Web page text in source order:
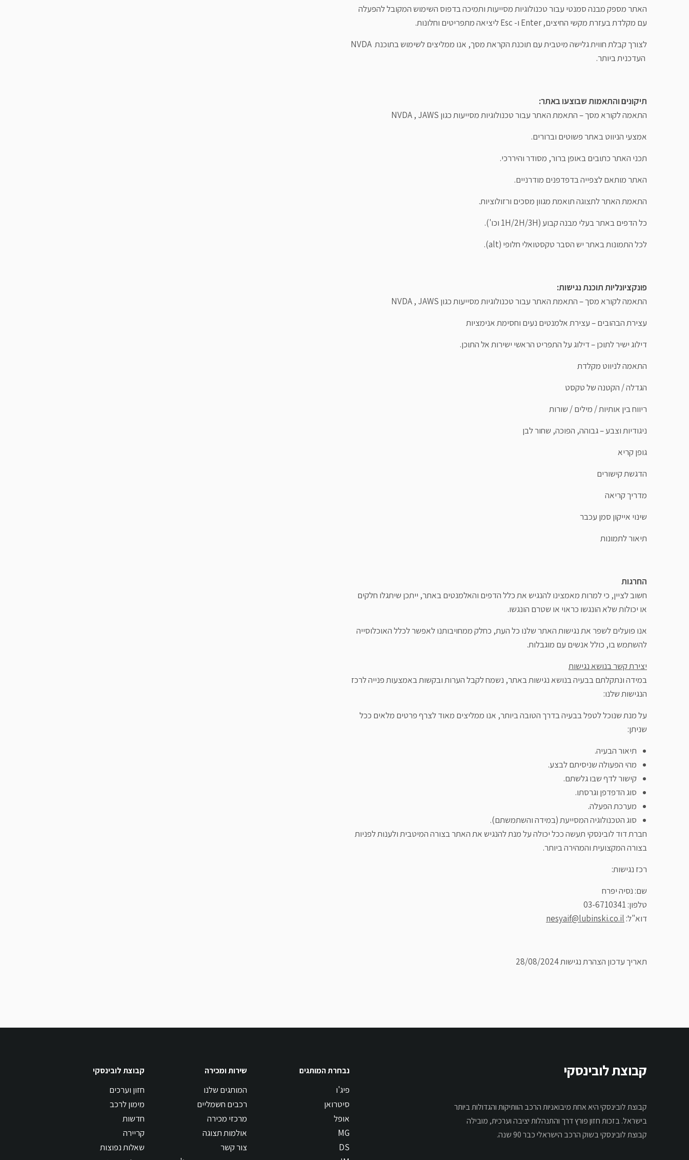
האתר מספק מבנה סמנטי עבור טכנולוגיות מסייעות ותמיכה בדפוס השימוש המקובל להפעלה
עם מקלדת בעזרת מקשי החיצים, Enter ו- Esc ליציאה מתפריטים וחלונות.
לצורך קבלת חווית גלישה מיטבית עם תוכנת הקראת מסך, אנו ממליצים לשימוש בתוכנת NVDA
העדכנית ביותר.
תיקונים והתאמות שבוצעו באתר:
התאמה לקורא מסך – התאמת האתר עבור טכנולוגיות מסייעות כגון NVDA , JAWS
אמצעי הניווט באתר פשוטים וברורים.
תכני האתר כתובים באופן ברור, מסודר והיררכי.
האתר מותאם לצפייה בדפדפנים מודרניים.
התאמת האתר לתצוגה תואמת מגוון מסכים ורזולוציות.
כל הדפים באתר בעלי מבנה קבוע (1H/2H/3H וכו').
לכל התמונות באתר יש הסבר טקסטואלי חלופי (alt).
פונקציונליות תוכנת נגישות:
התאמה לקורא מסך – התאמת האתר עבור טכנולוגיות מסייעות כגון NVDA , JAWS
עצירת הבהובים – עצירת אלמנטים נעים וחסימת אנימציות
דילוג ישיר לתוכן – דילוג על התפריט הראשי ישירות אל התוכן.
התאמה לניווט מקלדת
הגדלה / הקטנה של טקסט
ריווח בין אותיות / מילים / שורות
ניגודיות וצבע – גבוהה, הפוכה, שחור לבן
גופן קריא
הדגשת קישורים
מדריך קריאה
שינוי אייקון סמן עכבר
תיאור לתמונות
החרגות
חשוב לציין, כי למרות מאמצינו להנגיש את כלל הדפים והאלמנטים באתר, ייתכן שיתגלו חלקים
או יכולות שלא הונגשו כראוי או שטרם הונגשו.
אנו פועלים לשפר את נגישות האתר שלנו כל העת, כחלק ממחויבותנו לאפשר לכלל האוכלוסייה
להשתמש בו, כולל אנשים עם מוגבלות.
יצירת קשר בנושא נגישות
במידה ונתקלתם בבעיה בנושא נגישות באתר, נשמח לקבל הערות ובקשות באמצעות פנייה לרכז
הנגישות שלנו:
על מנת שנוכל לטפל בבעיה בדרך הטובה ביותר, אנו ממליצים מאוד לצרף פרטים מלאים ככל
שניתן:
תיאור הבעיה.
מהי הפעולה שניסיתם לבצע.
קישור לדף שבו גלשתם.
סוג הדפדפן וגרסתו.
מערכת הפעלה.
סוג הטכנולוגיה המסייעת (במידה והשתמשתם).
חברת דוד לובינסקי תעשה ככל יכולה על מנת להנגיש את האתר בצורה המיטבית ולענות לפניות
בצורה המקצועית והמהירה ביותר.
רכז נגישות:
שם: נסיה יפרח
טלפון: 03-6710341
דוא"ל: nesyaif@lubinski.co.il
תאריך עדכון הצהרת נגישות 28/08/2024
קבוצת לובינסקי
קבוצת לובינסקי היא אחת מיבואניות הרכב הוותיקות והגדולות ביותר
בישראל. בזכות חזון פורץ דרך והתנהלות יציבה וערכית, מובילה
קבוצת לובינסקי בשוק הרכב הישראלי כבר 90 שנה.
נבחרת המותגים
פיג'ו
סיטרואן
אופל
MG
DS
שירות ומכירה
המותגים שלנו
רכבים חשמליים
מרכזי מכירה
אולמות תצוגה
צור קשר
קבוצת לובינסקי
חזון וערכים
מימון לרכב
חדשות
קריירה
שאלות נפוצות